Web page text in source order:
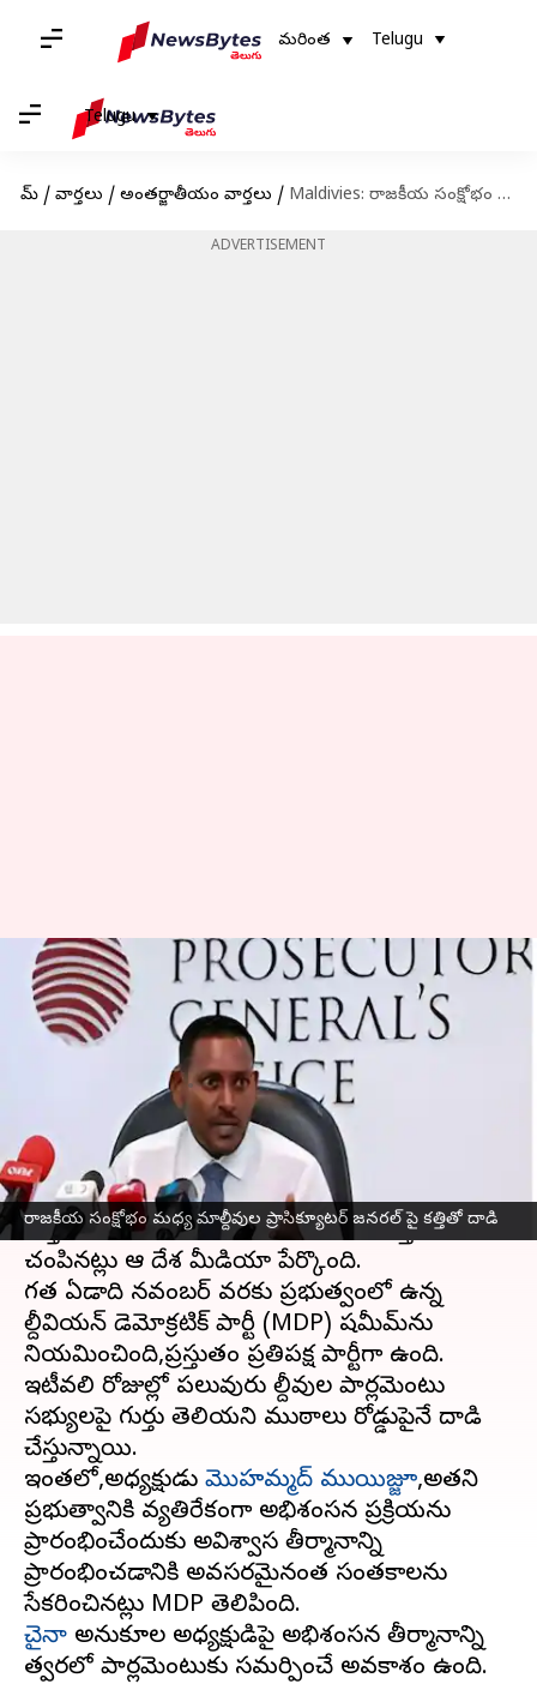
మరింత Telugu
Telugu
హోమ్ / వార్తలు / అంతర్జాతీయం వార్తలు / Maldivies: రాజకీయ సంక్షోభం మధ్య మాల్దీవుల ప్రాసిక్యూటర్ జనరల్ పై కత్తితో దాడి
ADVERTISEMENT
రాజకీయ సంక్షోభం మధ్య మాల్దీవుల ప్రాసిక్యూటర్ జనరల్ పై కత్తితో దాడి
Maldivies: రాజకీయ సంక్షోభం మధ్య
మాల్దీవుల ప్రాసిక్యూటర్ జనరల్ పై
కత్తితో దాడి
Sirish Praharaju Jan 31, 2024 10:46 am
ఈ వార్తాకథనం ఏంటి
మాల్దీవుల ప్రాసిక్యూటర్ జనరల్ హుస్సేన్ షమీమ్‌ను
గుర్తుతెలియని దుండగులు దారుణంగా కత్తితో పొడిచి
చంపినట్లు ఆ దేశ మీడియా పేర్కొంది.
గత ఏడాది నవంబర్ వరకు ప్రభుత్వంలో ఉన్న
మాల్దీవియన్ డెమోక్రటిక్ పార్టీ (MDP) షమీమ్‌ను
నియమించింది,ప్రస్తుతం ప్రతిపక్ష పార్టీగా ఉంది.
ఇటీవలి రోజుల్లో పలువురు మాల్దీవుల పార్లమెంటు
సభ్యులపై గుర్తు తెలియని ముఠాలు రోడ్డుపైనే దాడి
చేస్తున్నాయి.
ఇంతలో,అధ్యక్షుడు మొహమ్మద్ ముయిజ్జూ,అతని
ప్రభుత్వానికి వ్యతిరేకంగా అభిశంసన ప్రక్రియను
ప్రారంభించేందుకు అవిశ్వాస తీర్మానాన్ని
ప్రారంభించడానికి అవసరమైనంత సంతకాలను
చైనా అనుకూల అధ్యక్షుడిపై అభిశంసన తీర్మానాన్ని